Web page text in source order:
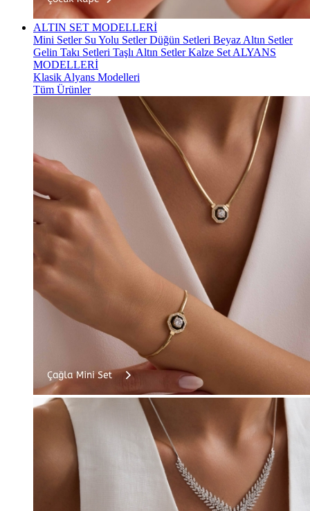
ALTIN SET MODELLERİ
Mini Setler Su Yolu SetlerDüğün Setleri Beyaz Altın Setler
Gelin Takı Setleri Taşlı Altın SetlerKalze Set ALYANS
MODELLERİ
Klasik Alyans Modelleri
Tüm Ürünler